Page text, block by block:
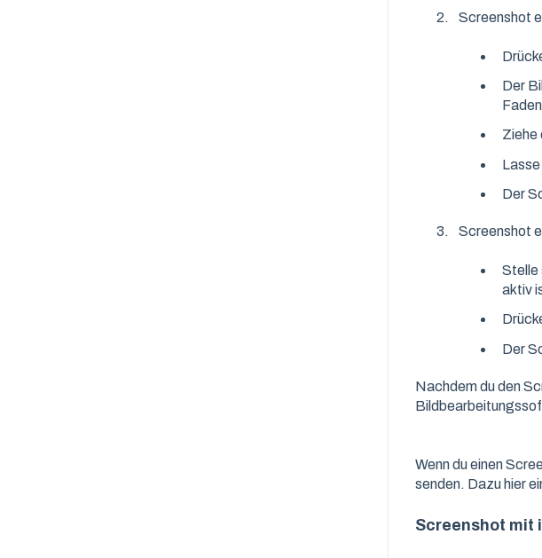
Screenshot
Der
Ziehe
Der
Screenshot
Stelle
aktiv
Der
Nachdem du den
Wenn du einen
senden. Dazu hier
Screenshot mit